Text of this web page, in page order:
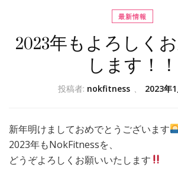
最新情報
2023年もよろしく
します！！
投稿者: nokfitness 、 2023年
新年明けましておめでとうございます
2023年もNokFitnessを、
どうぞよろしくお願いいたします